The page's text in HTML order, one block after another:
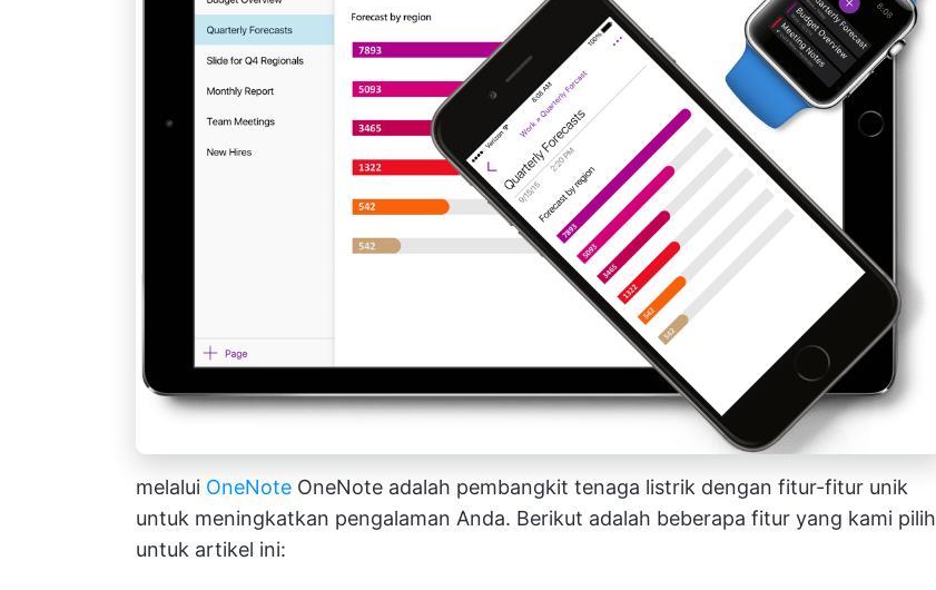
melalui OneNote OneNote adalah pembangkit tenaga listrik dengan fitur-fitur unik
untuk meningkatkan pengalaman Anda. Berikut adalah beberapa fitur yang kami pilih
untuk artikel ini: